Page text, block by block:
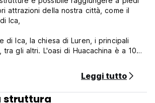
attrazioni della nostra città, come il
Ica,
di Ica, la chiesa di Luren, i principali
tra gli altri. L'oasi di Huacachina è a 10
amici che viaggiano in coppia o per
le camere sono dotate di TV a
canali via cavo, accesso WIFI. Alcune
Leggi tutto
struttura